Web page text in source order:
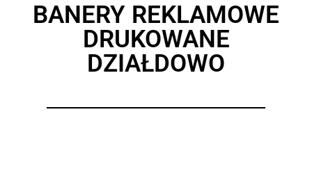
BANERY REKLAMOWE
DRUKOWANE
DZIAŁDOWO